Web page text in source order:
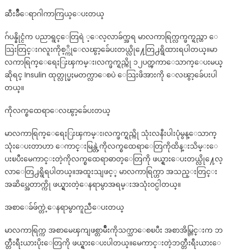
ဆီးခ်ိဳေရာဂါကာကြယ္ေပးတယ္
ဂ်ပန္နိုင္ငံက ပညာရွင္ေတြရဲ ့ေလ့လာခ်က္အရ မာလကာရြက္လက္ဖက္ရည္ဟာ ေ
သြးတြင္းဂလူးကိုစ့္ကိုေလၽွာ့ခ်ေပးတယ္လို႔ေတြ႕ရွိထားရပါတယ္။မာ
လကာရြက္ေရေႏြးၾကမ္း၊လက္ဖက္ရည္ကို ၁၂ပတ္ၾကာေသာက္ေပးမယ္
ဆိုရင္ Insulin ထုတ္လုပ္မႈမတက္လာေစပဲ ေသြးဖိအားကို ေလၽွာ့ခ်ေပးပါ
တယ္။
ကိုလက္စထေရာေလၽွာ့ခ်ေပးတယ္
မာလကာရြက္ေရေႏြးၾကမ္း၊လက္ဖက္ရည္ကို သုံးလနီးပါးပုံမွန္ေသာက္
သုံးေပးတာဟာ ေကာင္းမြန္တဲ့ကိုလက္စထေရာေတြကိုထိန္းသိမ္းေ
ပးၿပီးမေကာင္းတဲ့ကိုလက္စထေရာဓာတ္ေတြကို ဖယ္ရွားေပးတယ္လို႔ေလ့
လာေတြ႕ရွိရပါတယ္။အထူးသျဖင့္ မာလကာရြက္ဟာ အသည္းတြင္း
အဆိပ္အေတာက္ကို ဖယ္ရွားတဲ့ေနရာမွာအရမ္းအသုံးဝင္ပါတယ္။
အစာေခ်ဖ်က္တဲ့ေနရာမွာကူညီေပးတယ္
မာလကာရြက္က အစာမေၾကျဖစ္တာမ်ိဳးကိုသက္သာေစၿပီး အစာအိမ္တြင္းက ဘ
တ္တီးရီးယားပိုးေတြကို ဖယ္ရွားေပးပါတယ္။မေကာင္းတဲ့ဘတ္တီးရီးယားေ